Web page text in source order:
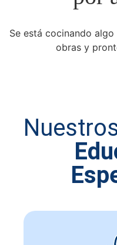
Se está cocinando
obras y